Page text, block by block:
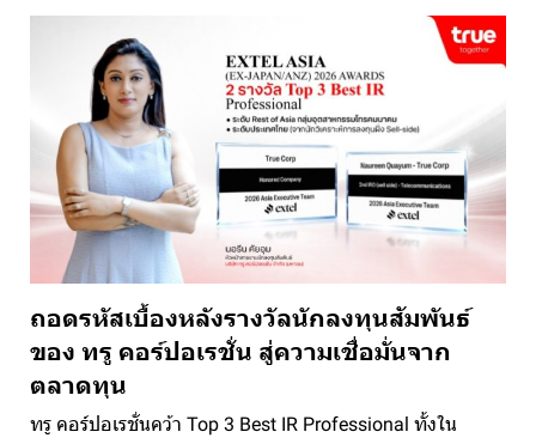
ถอดรหัสเบื้องหลังรางวัลนักลงทุนสัมพันธ์
ของ ทรู คอร์ปอเรชั่น สู่ความเชื่อมั่นจาก
ตลาดทุน
ทรู คอร์ปอเรชั่นคว้า Top 3 Best IR Professional ทั้งใน